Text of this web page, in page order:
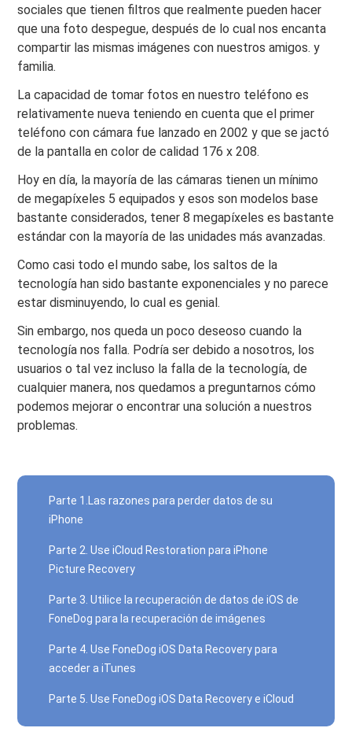
sociales que tienen filtros que realmente pueden hacer
que una foto despegue, después de lo cual nos encanta
compartir las mismas imágenes con nuestros amigos. y
familia.
La capacidad de tomar fotos en nuestro teléfono es
relativamente nueva teniendo en cuenta que el primer
teléfono con cámara fue lanzado en 2002 y que se jactó
de la pantalla en color de calidad 176 x 208.
Hoy en día, la mayoría de las cámaras tienen un mínimo
de megapíxeles 5 equipados y esos son modelos base
bastante considerados, tener 8 megapíxeles es bastante
estándar con la mayoría de las unidades más avanzadas.
Como casi todo el mundo sabe, los saltos de la
tecnología han sido bastante exponenciales y no parece
estar disminuyendo, lo cual es genial.
Sin embargo, nos queda un poco deseoso cuando la
tecnología nos falla. Podría ser debido a nosotros, los
usuarios o tal vez incluso la falla de la tecnología, de
cualquier manera, nos quedamos a preguntarnos cómo
podemos mejorar o encontrar una solución a nuestros
problemas.
Parte 1.Las razones para perder datos de su
iPhone
Parte 2. Use iCloud Restoration para iPhone
Picture Recovery
Parte 3. Utilice la recuperación de datos de iOS de
FoneDog para la recuperación de imágenes
Parte 4. Use FoneDog iOS Data Recovery para
acceder a iTunes
Parte 5. Use FoneDog iOS Data Recovery e iCloud